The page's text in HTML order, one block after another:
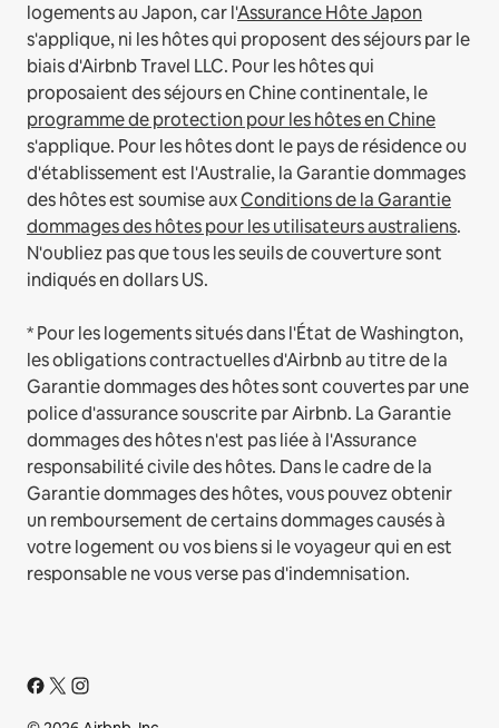
logements au Japon, car l'Assurance Hôte Japon
s'applique, ni les hôtes qui proposent des séjours par le
biais d'Airbnb Travel LLC. Pour les hôtes qui
proposaient des séjours en Chine continentale, le
programme de protection pour les hôtes en Chine
s'applique. Pour les hôtes dont le pays de résidence ou
d'établissement est l'Australie, la Garantie dommages
des hôtes est soumise auxConditions de la Garantie
dommages des hôtes pour les utilisateurs australiens.
N'oubliez pas que tous les seuils de couverture sont
indiqués en dollars US.
* Pour les logements situés dans l'État de Washington,
les obligations contractuelles d'Airbnb au titre de la
Garantie dommages des hôtes sont couvertes par une
police d'assurance souscrite par Airbnb. La Garantie
dommages des hôtes n'est pas liée à l'Assurance
responsabilité civile des hôtes. Dans le cadre de la
Garantie dommages des hôtes, vous pouvez obtenir
un remboursement de certains dommages causés à
votre logement ou vos biens si le voyageur qui en est
responsable ne vous verse pas d'indemnisation.